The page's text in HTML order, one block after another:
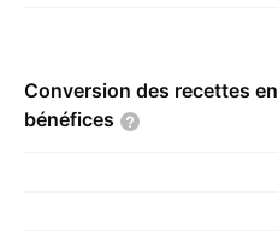
Conversion des recettes en
bénéfices